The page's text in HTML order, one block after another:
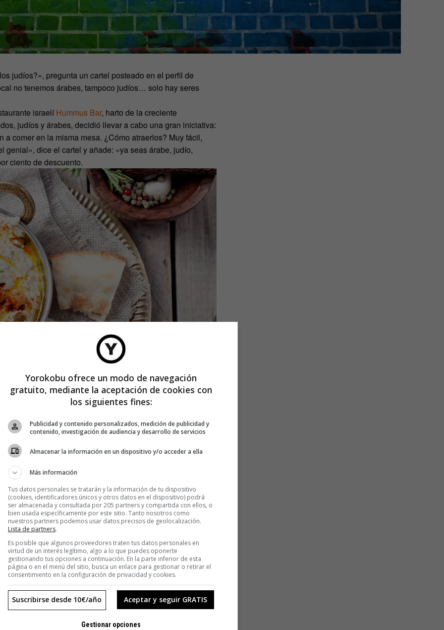
judíos?», pregunta un cartel posteado en el perfil de
no tenemos árabes, tampoco judíos… solo hay seres
israelíHummus Bar, harto de la creciente
judíos y árabes, decidió llevar a cabo una gran iniciativa:
comer en la misma mesa. ¿Cómo atraerlos? Muy fácil,
genial», dice el cartel y añade: «ya seas árabe, judío,
ciento de descuento.
sentar en varias mesas a gente de ambas culturas,
dispar como la japonesa, que han visto la iniciativa y se
acabar con un odio sin sentido que no lleva a ningún
Yorokobu ofrece un modo de navegación
gratuito, mediante la aceptación de cookies con
los siguientes fines:
Publicidad y contenido personalizados, medición de publicidad y
contenido, investigación de audiencia y desarrollo de servicios
Almacenar la información en un dispositivo y/o acceder a ella
Más información
Tus datos personales se tratarán y la información de tu dispositivo
(cookies, identificadores únicos y otros datos en el dispositivo) podrá
ser almacenada y consultada por 205 partners y compartida con ellos, o
bien usada específicamente por este sitio. Tanto nosotros como
nuestros partners podemos usar datos precisos de geolocalización.
Lista de partners.
Es posible que algunos proveedores traten tus datos personales en
virtud de un interés legítimo, algo a lo que puedes oponerte
gestionando tus opciones a continuación. En la parte inferior de esta
página o en el menú del sitio, busca un enlace para gestionar o retirar el
consentimiento en la configuración de privacidad y cookies.
Aceptar y seguir GRATIS
Suscribirse desde 10€/año
Gestionar opciones